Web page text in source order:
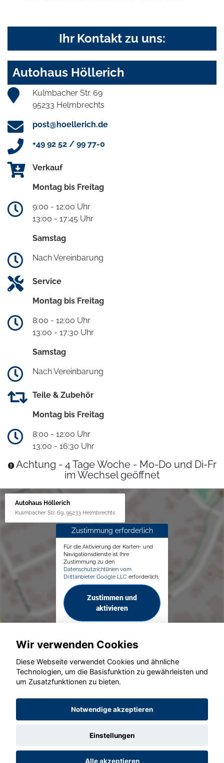
Ihr Kontakt zu uns:
Autohaus Höllerich
Kulmbacher Str. 69
95233 Helmbrechts
post@hoellerich.de
+49 92 52 / 99 77-0
Verkauf
Montag bis Freitag
9:00 - 12:00 Uhr
13:00 - 17:45 Uhr
Samstag
Nach Vereinbarung
Service
Montag bis Freitag
8:00 - 12:00 Uhr
13:00 - 17:30 Uhr
Samstag
Nach Vereinbarung
Teile & Zubehör
Montag bis Freitag
8:00 - 12:00 Uhr
13:00 - 16:30 Uhr
Achtung - 4 Tage Woche - Mo-Do und Di-Fr
im Wechsel geöffnet
Autohaus Höllerich
Kulmbacher Str. 69, 95233 Helmbrechts
Zustimmung erforderlich
Für die Aktivierung der Karten- und
Navigationsdienste ist Ihre
Zustimmung zu den
Datenschutzrichtlinien vom
Drittanbieter Google LLC erforderlich.
Zustimmen und
aktivieren
© konjunkturmotor.de GmbH 2020 - 2026
Wir verwenden Cookies
Diese Webseite verwendet Cookies und ähnliche
Technologien, um die Basisfunktion zu gewährleisten und
um Zusatzfunktionen zu bieten.
Notwendige akzeptieren
Einstellungen
Alle akzeptieren